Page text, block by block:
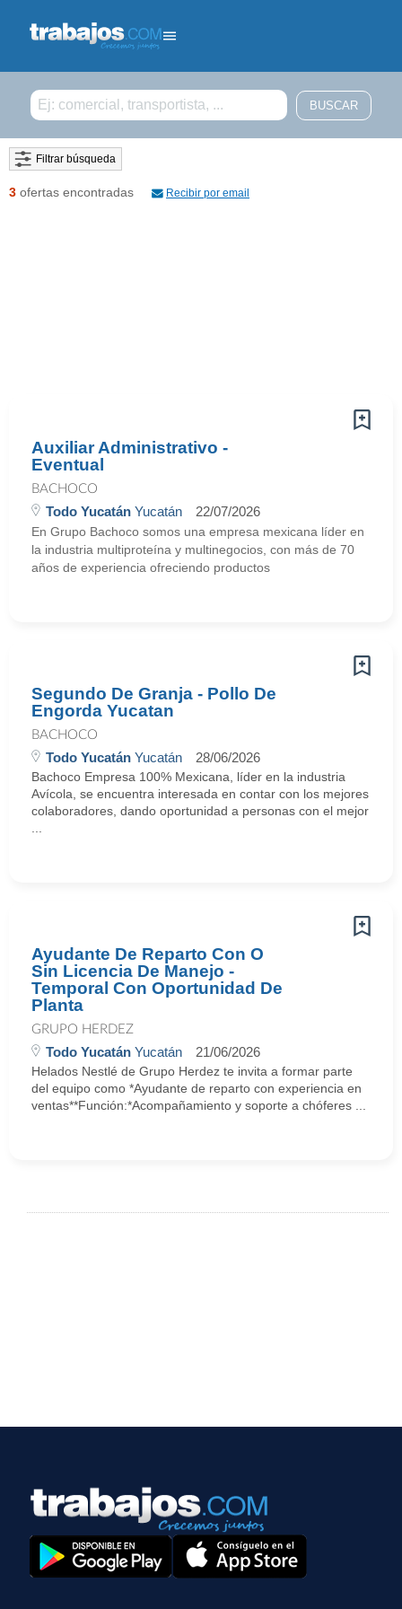
Filtrar búsqueda
3 ofertas encontradas Recibir por email
Auxiliar Administrativo -
Eventual
BACHOCO
Todo Yucatán Yucatán 22/07/2026
En Grupo Bachoco somos una empresa mexicana líder en
la industria multiproteína y multinegocios, con más de 70
años de experiencia ofreciendo productos
Segundo De Granja - Pollo De
Engorda Yucatan
BACHOCO
Todo Yucatán Yucatán 28/06/2026
Bachoco Empresa 100% Mexicana, líder en la industria
Avícola, se encuentra interesada en contar con los mejores
colaboradores, dando oportunidad a personas con el mejor
Ayudante De Reparto Con O
Sin Licencia De Manejo -
Temporal Con Oportunidad De
Planta
GRUPO HERDEZ
Todo Yucatán Yucatán 21/06/2026
Helados Nestlé de Grupo Herdez te invita a formar parte
del equipo como *Ayudante de reparto con experiencia en
ventas**Función:*Acompañamiento y soporte a chóferes ...